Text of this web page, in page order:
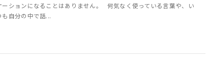
ーションになることはありません。 何気なく使っている言葉や、い
も自分の中で話...